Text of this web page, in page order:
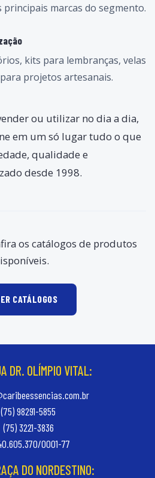
principais marcas do segmento.
kits para lembranças, velas
projetos artesanais.
ou utilizar no dia a dia,
em um só lugar tudo o que
qualidade e
desde 1998.
os catálogos de produtos
CATÁLOGOS
DR. OLÍMPIO VITAL:
(75) 98291-5855
(75) 3221-3836
0001-77
DO NORDESTINO: